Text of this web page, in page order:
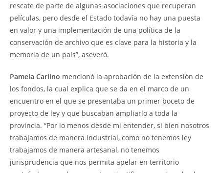
rescate de parte de algunas asociaciones que recuperan
películas, pero desde el Estado todavía no hay una puesta
en valor y una implementación de una política de la
conservación de archivo que es clave para la historia y la
memoria de un país”, aseveró.
Pamela Carlino mencionó la aprobación de la extensión de
los fondos, la cual explica que se da en el marco de un
encuentro en el que se presentaba un primer boceto de
proyecto de ley y que buscaban ampliarlo a toda la
provincia. “Por lo menos desde mi entender, si bien nosotros
trabajamos de manera industrial, como no tenemos ley
trabajamos de manera artesanal, no tenemos
jurisprudencia que nos permita apelar en territorio